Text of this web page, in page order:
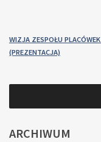
WIZJA ZESPOŁU PLACÓWEK
(PREZENTACJA)
ARCHIWUM